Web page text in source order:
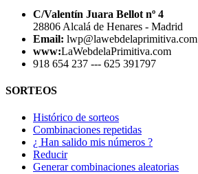
C/Valentín Juara Bellot nº 4
28806 Alcalá de Henares - Madrid
Email: lwp@lawebdelaprimitiva.com
www:LaWebdelaPrimitiva.com
918 654 237 --- 625 391797
SORTEOS
Histórico de sorteos
Combinaciones repetidas
¿ Han salido mis números ?
Reducir
Generar combinaciones aleatorias